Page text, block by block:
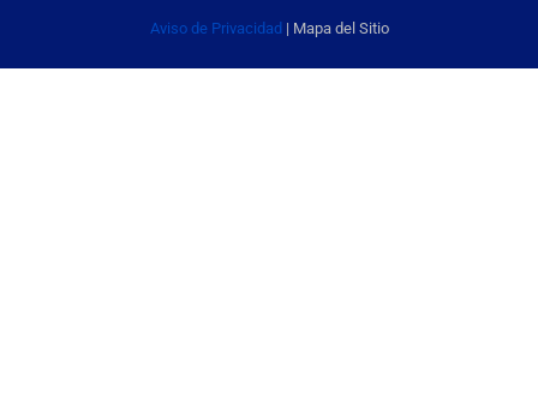
Aviso de Privacidad| Mapa del Sitio